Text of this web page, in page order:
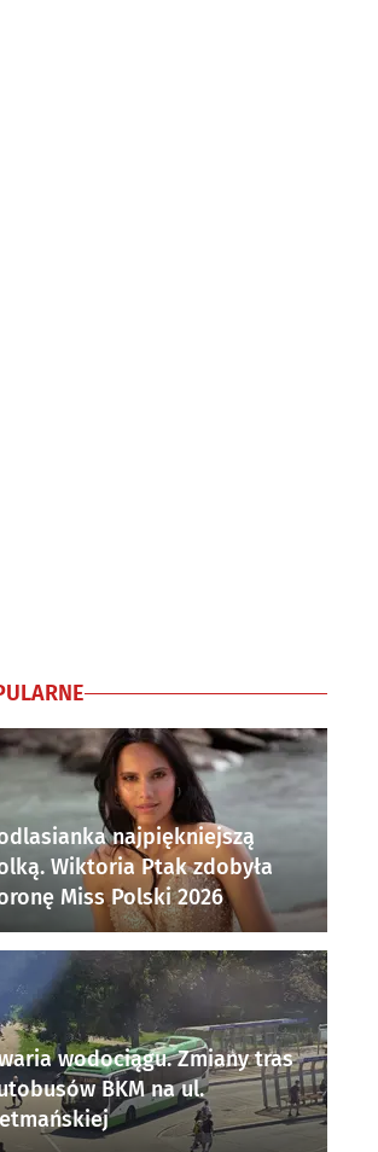
najpiękniejszą
Wiktoria Ptak zdobyła
Miss Polski 2026
wodociągu. Zmiany tras
BKM na ul.